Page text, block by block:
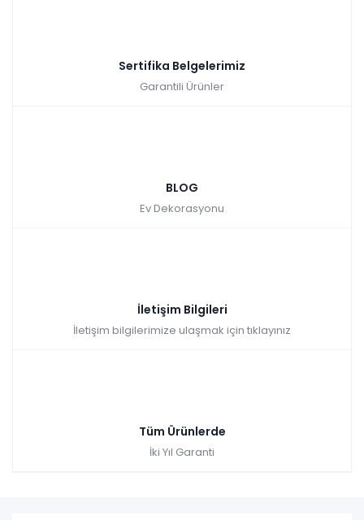
taksit
Sertifika Belgelerimiz
Garantili Ürünler
BLOG
Ev Dekorasyonu
İletişim Bilgileri
İletişim bilgilerimize ulaşmak için tıklayınız
Tüm Ürünlerde
İki Yıl Garanti